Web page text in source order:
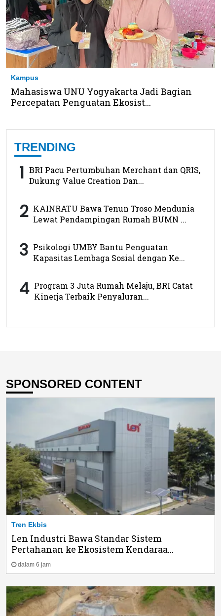
Kampus
Mahasiswa UNU Yogyakarta Jadi Bagian
Percepatan Penguatan Ekosist...
TRENDING
1 BRI Pacu Pertumbuhan Merchant dan QRIS,
Dukung Value Creation Dan...
2 KAINRATU Bawa Tenun Troso Mendunia
Lewat Pendampingan Rumah BUMN ...
3 Psikologi UMBY Bantu Penguatan
Kapasitas Lembaga Sosial dengan Ke...
4 Program 3 Juta Rumah Melaju, BRI Catat
Kinerja Terbaik Penyaluran...
SPONSORED CONTENT
Tren Ekbis
Len Industri Bawa Standar Sistem
Pertahanan ke Ekosistem Kendaraa...
dalam 6 jam